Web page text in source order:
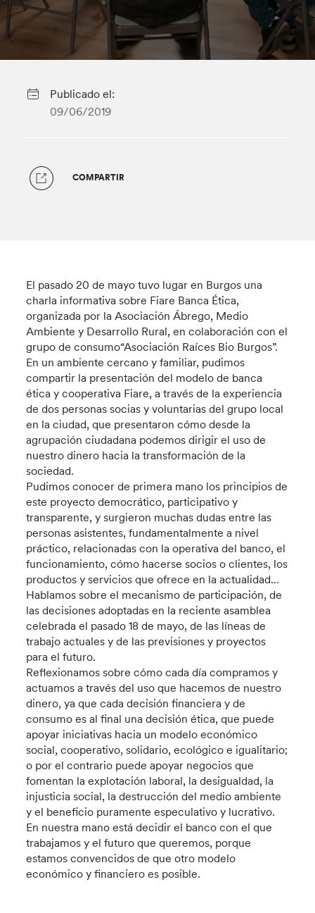
Publicado el:
09/06/2019
COMPARTIR
El pasado 20 de mayo tuvo lugar en Burgos una
charla informativa sobre Fiare Banca Ética,
organizada por la Asociación Ábrego, Medio
Ambiente y Desarrollo Rural, en colaboración con el
grupo de consumo“Asociación Raíces Bio Burgos”.
En un ambiente cercano y familiar, pudimos
compartir la presentación del modelo de banca
ética y cooperativa Fiare, a través de la experiencia
de dos personas socias y voluntarias del grupo local
en la ciudad, que presentaron cómo desde la
agrupación ciudadana podemos dirigir el uso de
nuestro dinero hacia la transformación de la
sociedad.
Pudimos conocer de primera mano los principios de
este proyecto democrático, participativo y
transparente, y surgieron muchas dudas entre las
personas asistentes, fundamentalmente a nivel
práctico, relacionadas con la operativa del banco, el
funcionamiento, cómo hacerse socios o clientes, los
productos y servicios que ofrece en la actualidad…
Hablamos sobre el mecanismo de participación, de
las decisiones adoptadas en la reciente asamblea
celebrada el pasado 18 de mayo, de las líneas de
trabajo actuales y de las previsiones y proyectos
para el futuro.
Reflexionamos sobre cómo cada día compramos y
actuamos a través del uso que hacemos de nuestro
dinero, ya que cada decisión financiera y de
consumo es al final una decisión ética, que puede
apoyar iniciativas hacia un modelo económico
social, cooperativo, solidario, ecológico e igualitario;
o por el contrario puede apoyar negocios que
fomentan la explotación laboral, la desigualdad, la
injusticia social, la destrucción del medio ambiente
y el beneficio puramente especulativo y lucrativo.
En nuestra mano está decidir el banco con el que
trabajamos y el futuro que queremos, porque
estamos convencidos de que otro modelo
económico y financiero es posible.